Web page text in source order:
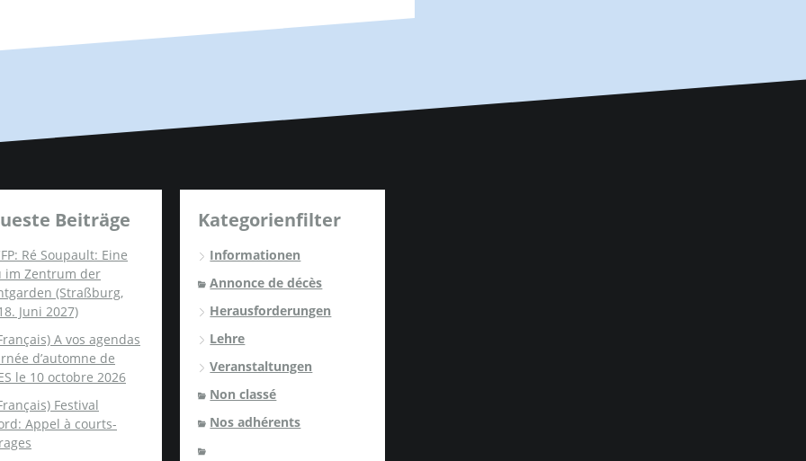
Beiträge
Ré Soupault: Eine
im Zentrum der
(Straßburg,
Juni 2027)
A vos agendas
d’automne de
le 10 octobre 2026
Festival
Appel à courts-
Kategorienfilter
Informationen
Annonce de décès
Herausforderungen
Lehre
Veranstaltungen
Non classé
Nos adhérents